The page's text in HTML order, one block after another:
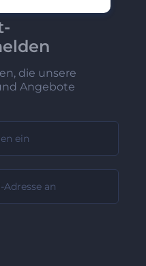
die unsere
Angebote